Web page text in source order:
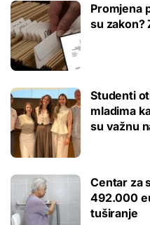
Promjena
su zakon?
Studenti
mladima
su važnu
Centar za
492.000
tuširanje